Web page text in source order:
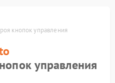
кнопок управления
управления